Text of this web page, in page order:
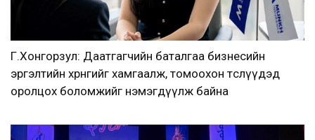
Г.Хонгорзул: Даатгагчийн баталгаа бизнесийн
эргэлтийн хөрөнгийг хамгаалж, томоохон төслүүдэд
оролцох боломжийг нэмэгдүүлж байна